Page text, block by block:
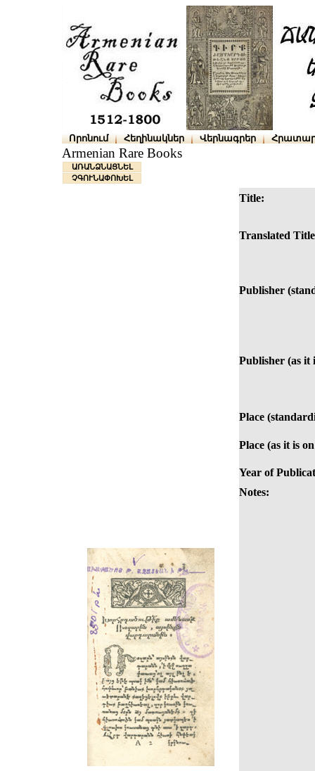
Որոնում Հեղինակներ Վերնագրեր
Armenian Rare Books
ԱՌԱՆՁՆԱՑՆԵԼ
ՉԳՈՒՆԱՓՈԽԵԼ
Title:
Translated
Publisher
Publisher (as it
Place
Place (as it is
Year of
Notes: